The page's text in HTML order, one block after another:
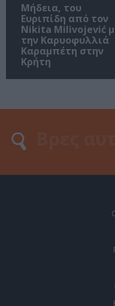
Μήδεια, του
Ευριπίδη από τον
Nikita Milivojević
την Καρυοφυλλιά
Καραμπέτη στην
Κρήτη